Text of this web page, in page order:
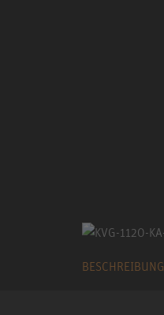
BESCHREIBUNG